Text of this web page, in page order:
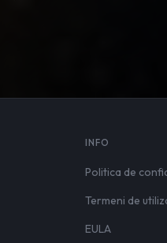
INFO
Politica de
Termeni de
EULA